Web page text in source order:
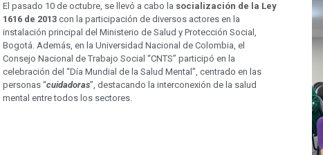
El pasado 10 de octubre, se llevó a cabo la socialización de la Ley
1616 de 2013 con la participación de diversos actores en la
instalación principal del Ministerio de Salud y Protección Social,
Bogotá. Además, en la Universidad Nacional de Colombia, el
Consejo Nacional de Trabajo Social “CNTS” participó en la
celebración del “Día Mundial de la Salud Mental”, centrado en las
personas “cuidadoras”, destacando la interconexión de la salud
mental entre todos los sectores.